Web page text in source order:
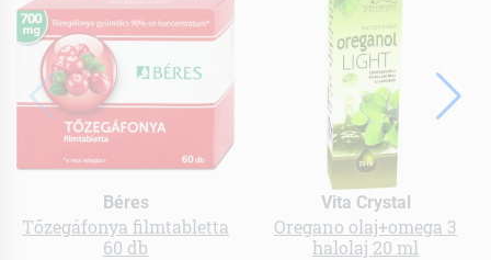
Béres
Tőzegáfonya filmtabletta
60 db
Vita Crystal
Oregano olaj+omega 3
halolaj 20 ml